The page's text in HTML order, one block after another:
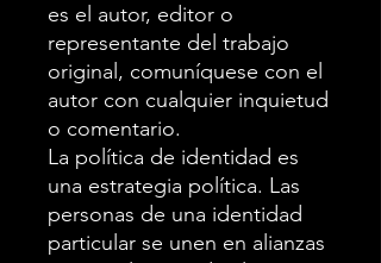
es el autor, editor o
representante del trabajo
original, comuníquese con el
autor con cualquier inquietud
o comentario.
La política de identidad es
una estrategia política. Las
personas de una identidad
particular se unen en alianzas